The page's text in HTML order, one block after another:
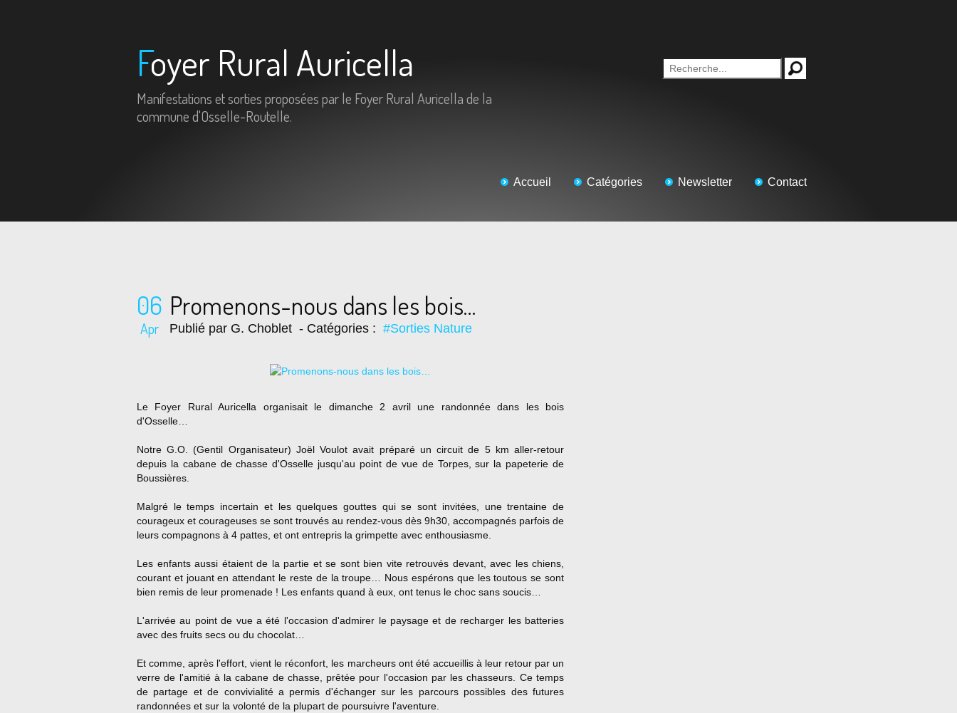
Foyer Rural Auricella
Manifestations et sorties proposées par le Foyer Rural Auricella de la
commune d'Osselle-Routelle.
Accueil Catégories Newsletter Contact
06
Apr
Promenons-nous dans les bois…
Publié par G. Choblet - Catégories : #Sorties Nature
Le Foyer Rural Auricella organisait le dimanche 2 avril une randonnée dans les bois
d'Osselle…
Notre G.O. (Gentil Organisateur) Joël Voulot avait préparé un circuit de 5 km aller-retour
depuis la cabane de chasse d'Osselle jusqu'au point de vue de Torpes, sur la papeterie de
Boussières.
Malgré le temps incertain et les quelques gouttes qui se sont invitées, une trentaine de
courageux et courageuses se sont trouvés au rendez-vous dès 9h30, accompagnés parfois de
leurs compagnons à 4 pattes, et ont entrepris la grimpette avec enthousiasme.
Les enfants aussi étaient de la partie et se sont bien vite retrouvés devant, avec les chiens,
courant et jouant en attendant le reste de la troupe… Nous espérons que les toutous se sont
bien remis de leur promenade ! Les enfants quand à eux, ont tenus le choc sans soucis…
L'arrivée au point de vue a été l'occasion d'admirer le paysage et de recharger les batteries
avec des fruits secs ou du chocolat…
Et comme, après l'effort, vient le réconfort, les marcheurs ont été accueillis à leur retour par un
verre de l'amitié à la cabane de chasse, prêtée pour l'occasion par les chasseurs. Ce temps
de partage et de convivialité a permis d'échanger sur les parcours possibles des futures
randonnées et sur la volonté de la plupart de poursuivre l'aventure.